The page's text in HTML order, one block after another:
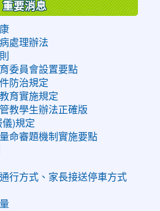
重要消息
處理辦法
委員會設置要點
防治規定
育實施規定
教學生辦法正確版
儀)規定
命審題機制實施要點
行方式、家長接送停車方式